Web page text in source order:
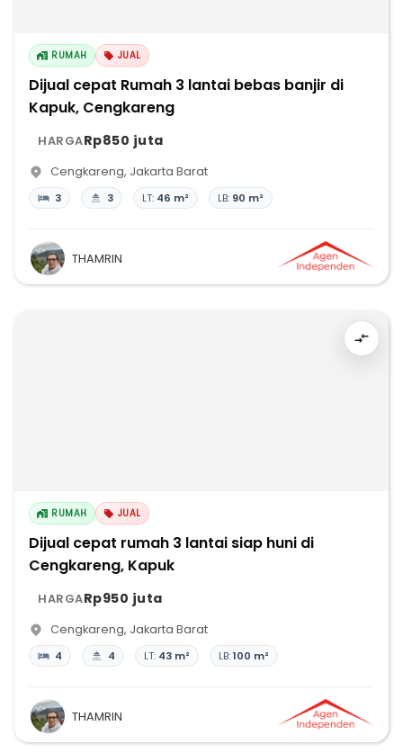
RUMAH JUAL
Dijual cepat Rumah 3 lantai bebas banjir di
Kapuk, Cengkareng
HARGARp850 juta
Cengkareng, Jakarta Barat
3 3 LT: 46 m² LB: 90 m²
THAMRIN
RUMAH JUAL
Dijual cepat rumah 3 lantai siap huni di
Cengkareng, Kapuk
HARGARp950 juta
Cengkareng, Jakarta Barat
4 4 LT: 43 m² LB:100 m²
THAMRIN